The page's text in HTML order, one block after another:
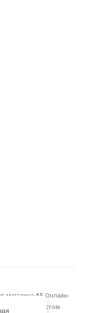
магазина АБ Онлайн-
объектом